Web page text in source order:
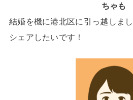
ちゃも
結婚を機に港北区に引っ越しま
シェアしたいです！